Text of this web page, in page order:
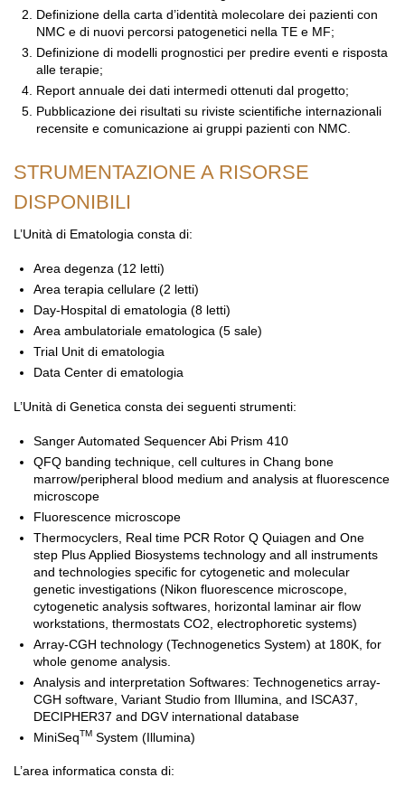
Definizione della carta d’identità molecolare dei pazienti con
NMC e di nuovi percorsi patogenetici nella TE e MF;
Definizione di modelli prognostici per predire eventi e risposta
alle terapie;
Report annuale dei dati intermedi ottenuti dal progetto;
Pubblicazione dei risultati su riviste scientifiche internazionali
recensite e comunicazione ai gruppi pazienti con NMC.
STRUMENTAZIONE A RISORSE
DISPONIBILI
L’Unità di Ematologia consta di:
Area degenza (12 letti)
Area terapia cellulare (2 letti)
Day-Hospital di ematologia (8 letti)
Area ambulatoriale ematologica (5 sale)
Trial Unit di ematologia
Data Center di ematologia
L’Unità di Genetica consta dei seguenti strumenti:
Sanger Automated Sequencer Abi Prism 410
QFQ banding technique, cell cultures in Chang bone
marrow/peripheral blood medium and analysis at fluorescence
microscope
Fluorescence microscope
Thermocyclers, Real time PCR Rotor Q Quiagen and One
step Plus Applied Biosystems technology and all instruments
and technologies specific for cytogenetic and molecular
genetic investigations (Nikon fluorescence microscope,
cytogenetic analysis softwares, horizontal laminar air flow
workstations, thermostats CO2, electrophoretic systems)
Array-CGH technology (Technogenetics System) at 180K, for
whole genome analysis.
Analysis and interpretation Softwares: Technogenetics array-
CGH software, Variant Studio from Illumina, and ISCA37,
DECIPHER37 and DGV international database
MiniSeqTM System (Illumina)
L’area informatica consta di: